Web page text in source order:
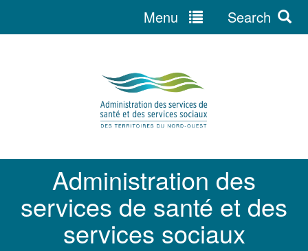
Administration des
services de santé et des
services sociaux
Menu Search